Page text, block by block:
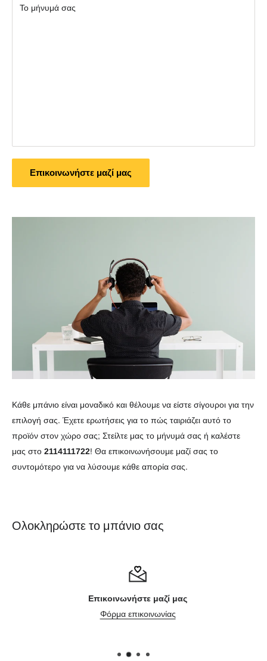
Το μήνυμά σας
Επικοινωνήστε μαζί μας
Κάθε μπάνιο είναι μοναδικό και θέλουμε να είστε σίγουροι για την
επιλογή σας. Έχετε ερωτήσεις για το πώς ταιριάζει αυτό το
προϊόν στον χώρο σας; Στείλτε μας το μήνυμά σας ή καλέστε
μας στο 2114111722! Θα επικοινωνήσουμε μαζί σας το
συντομότερο για να λύσουμε κάθε απορία σας.
Ολοκληρώστε το μπάνιο σας
Επικοινωνήστε μαζί μας
Φόρμα επικοινωνίας